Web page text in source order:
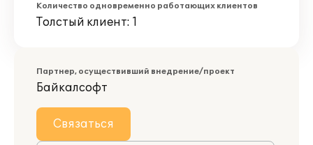
Количество одновременно работающих клиентов
Толстый клиент: 1
Партнер, осуществивший внедрение/проект
Байкалсофт
Связаться